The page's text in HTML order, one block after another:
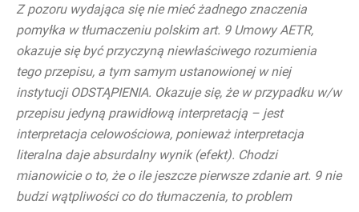
Z pozoru wydająca się nie mieć żadnego znaczenia
pomyłka w tłumaczeniu polskim art. 9 Umowy AETR,
okazuje się być przyczyną niewłaściwego rozumienia
tego przepisu, a tym samym ustanowionej w niej
instytucji ODSTĄPIENIA. Okazuje się, że w przypadku w/w
przepisu jedyną prawidłową interpretacją – jest
interpretacja celowościowa, ponieważ interpretacja
literalna daje absurdalny wynik (efekt). Chodzi
mianowicie o to, że o ile jeszcze pierwsze zdanie art. 9 nie
budzi wątpliwości co do tłumaczenia, to problem